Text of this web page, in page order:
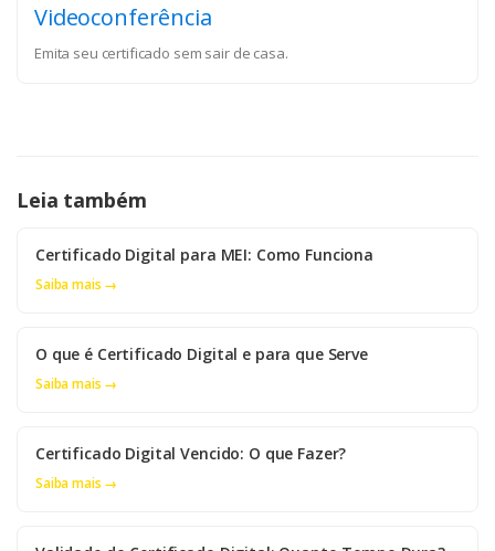
Videoconferência
Emita seu certificado sem sair de casa.
Leia também
Certificado Digital para MEI: Como Funciona
Saiba mais →
O que é Certificado Digital e para que Serve
Saiba mais →
Certificado Digital Vencido: O que Fazer?
Saiba mais →